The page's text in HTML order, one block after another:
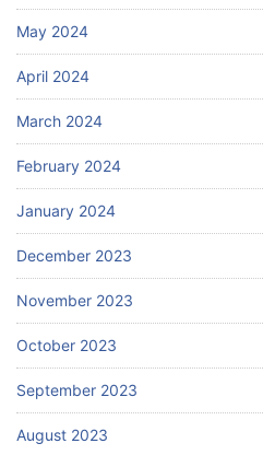
May 2024
April 2024
March 2024
February 2024
January 2024
December 2023
November 2023
October 2023
September 2023
August 2023